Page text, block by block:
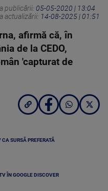
publicării: 05-05-2020 | 13:04
actualizării: 14-08-2025 | 01:51
afirmă că, în
de la CEDO,
'capturat de
SURSĂ PREFERATĂ
ÎN GOOGLE DISCOVER